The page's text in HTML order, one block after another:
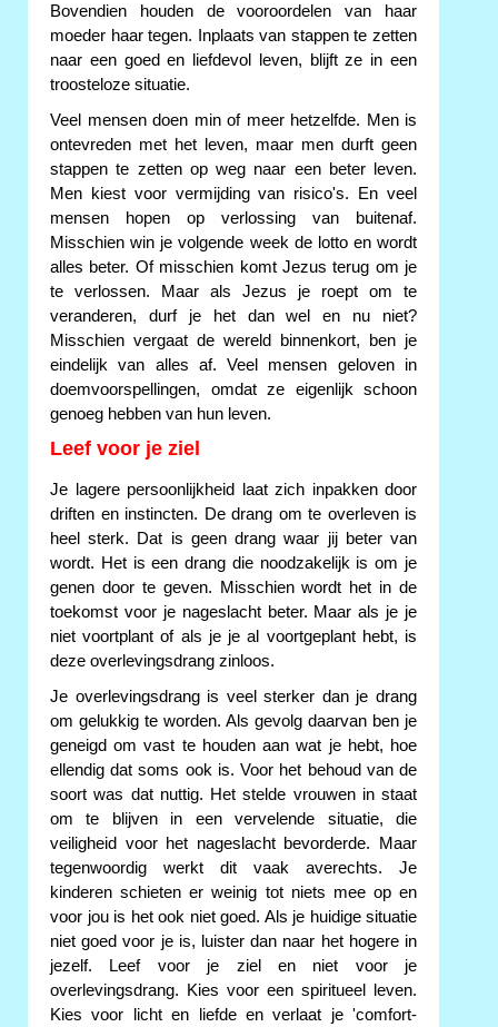
Bovendien houden de vooroordelen van haar
moeder haar tegen. Inplaats van stappen te zetten
naar een goed en liefdevol leven, blijft ze in een
troosteloze situatie.
Veel mensen doen min of meer hetzelfde. Men is
ontevreden met het leven, maar men durft geen
stappen te zetten op weg naar een beter leven.
Men kiest voor vermijding van risico's. En veel
mensen hopen op verlossing van buitenaf.
Misschien win je volgende week de lotto en wordt
alles beter. Of misschien komt Jezus terug om je
te verlossen. Maar als Jezus je roept om te
veranderen, durf je het dan wel en nu niet?
Misschien vergaat de wereld binnenkort, ben je
eindelijk van alles af. Veel mensen geloven in
doemvoorspellingen, omdat ze eigenlijk schoon
genoeg hebben van hun leven.
Leef voor je ziel
Je lagere persoonlijkheid laat zich inpakken door
driften en instincten. De drang om te overleven is
heel sterk. Dat is geen drang waar jij beter van
wordt. Het is een drang die noodzakelijk is om je
genen door te geven. Misschien wordt het in de
toekomst voor je nageslacht beter. Maar als je je
niet voortplant of als je je al voortgeplant hebt, is
deze overlevingsdrang zinloos.
Je overlevingsdrang is veel sterker dan je drang
om gelukkig te worden. Als gevolg daarvan ben je
geneigd om vast te houden aan wat je hebt, hoe
ellendig dat soms ook is. Voor het behoud van de
soort was dat nuttig. Het stelde vrouwen in staat
om te blijven in een vervelende situatie, die
veiligheid voor het nageslacht bevorderde. Maar
tegenwoordig werkt dit vaak averechts. Je
kinderen schieten er weinig tot niets mee op en
voor jou is het ook niet goed. Als je huidige situatie
niet goed voor je is, luister dan naar het hogere in
jezelf. Leef voor je ziel en niet voor je
overlevingsdrang. Kies voor een spiritueel leven.
Kies voor licht en liefde en verlaat je 'comfort-